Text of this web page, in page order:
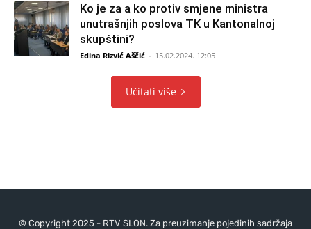
Ko je za a ko protiv smjene ministra
unutrašnjih poslova TK u Kantonalnoj
skupštini?
Edina Rizvić Aščić - 15.02.2024. 12:05
Učitati više
© Copyright 2025 - RTV SLON. Za preuzimanje pojedinih sadržaja